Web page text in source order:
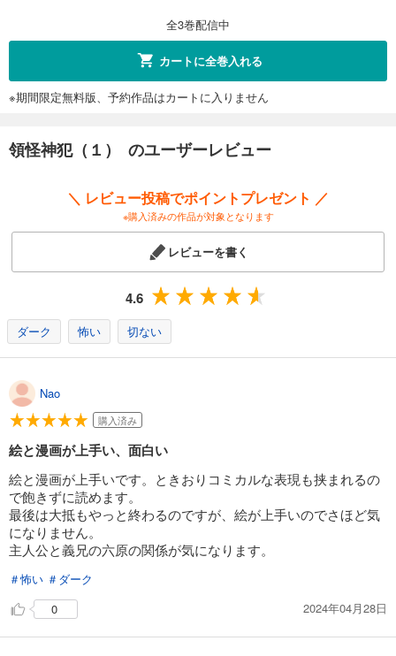
全3巻配信中
カートに全巻入れる
※期間限定無料版、予約作品はカートに入りません
領怪神犯（１） のユーザーレビュー
＼ レビュー投稿でポイントプレゼント ／
※購入済みの作品が対象となります
レビューを書く
4.6
ダーク 怖い 切ない
Nao
購入済み
絵と漫画が上手い、面白い
絵と漫画が上手いです。ときおりコミカルな表現も挟まれるの
で飽きずに読めます。
最後は大抵もやっと終わるのですが、絵が上手いのでさほど気
になりません。
主人公と義兄の六原の関係が気になります。
＃怖い ＃ダーク
0
2024年04月28日